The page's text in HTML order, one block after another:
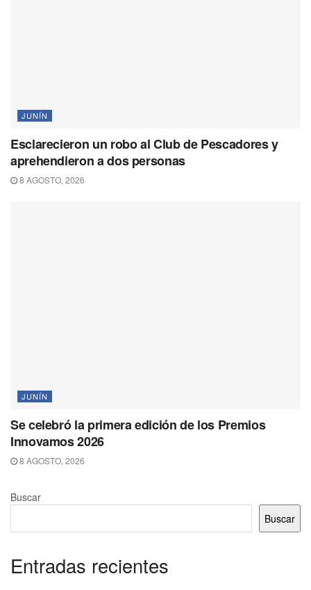
JUNÍN
Esclarecieron un robo al Club de Pescadores y
aprehendieron a dos personas
8 AGOSTO, 2026
JUNÍN
Se celebró la primera edición de los Premios
Innovamos 2026
8 AGOSTO, 2026
Buscar
Buscar
Entradas recientes